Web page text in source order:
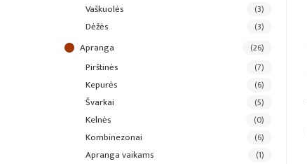
vaškuolės (3)
dėžės (3)
apranga (26)
pirštinės (7)
kepurės (6)
švarkai (5)
kelnės (0)
kombinezonai (6)
apranga vaikams (1)